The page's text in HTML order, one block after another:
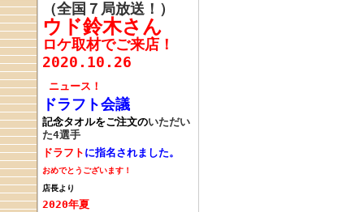
（全国７局放送！）
ウド鈴木さん
ロケ取材でご来店！
2020.10.26
ニュース！
ドラフト会議
記念タオルをご注文のいただい
た4選手
ドラフト に指名されました。
おめでとうございます！
店長より
2020年夏